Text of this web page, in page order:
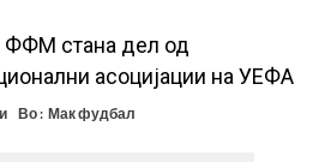
ФФМ стана дел од
асоцијации на УЕФА
Во : Мак фудбал